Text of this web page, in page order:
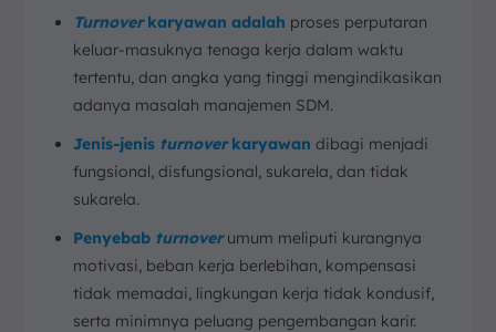
Turnoverkaryawan adalah proses perputaran
keluar-masuknya tenaga kerja dalam waktu
tertentu, dan angka yang tinggi mengindikasikan
adanya masalah manajemen SDM.
Jenis-jenis turnoverkaryawan dibagi menjadi
fungsional, disfungsional, sukarela, dan tidak
sukarela.
Penyebab turnoverumum meliputi kurangnya
motivasi, beban kerja berlebihan, kompensasi
tidak memadai, lingkungan kerja tidak kondusif,
serta minimnya peluang pengembangan karir.